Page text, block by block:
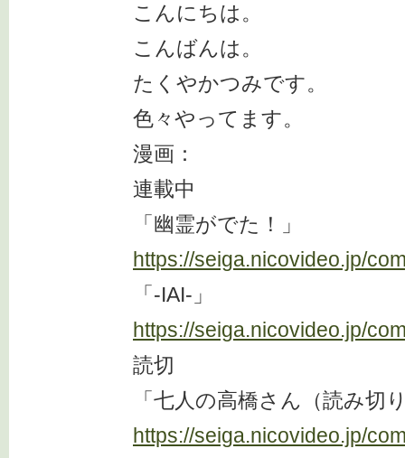
こんにちは。
こんばんは。
たくやかつみです。
色々やってます。
漫画：
連載中
「幽霊がでた！」
https://seiga.nicovideo.jp/
「-IAI-」
https://seiga.nicovideo.jp/
読切
「七人の高橋さん（読み切
https://seiga.nicovideo.jp/